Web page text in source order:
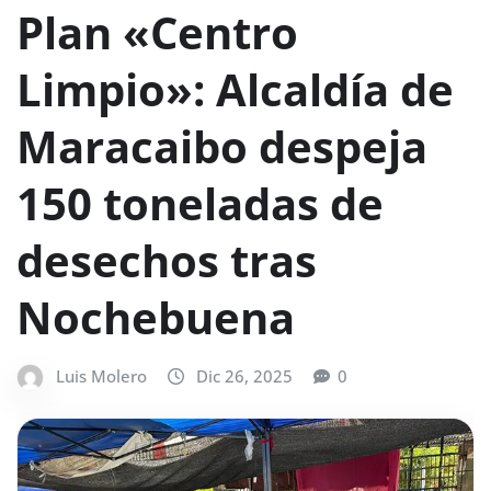
Plan «Centro
Limpio»: Alcaldía de
Maracaibo despeja
150 toneladas de
desechos tras
Nochebuena
Luis Molero Dic 26, 2025 0